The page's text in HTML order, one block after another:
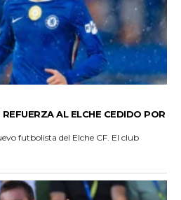
AL ELCHE CEDIDO POR
futbolista del Elche CF. El club